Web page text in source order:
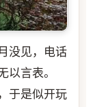
没见，电话
以言表。
于是似开玩